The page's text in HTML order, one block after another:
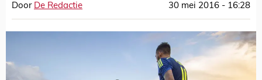
Door De Redactie 30 mei 2016 - 16:28